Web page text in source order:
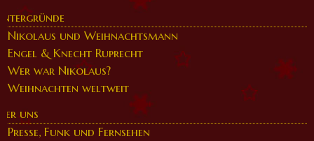
Nikolaus und Weihnachtsmann
Engel & Knecht Ruprecht
Wer war Nikolaus?
Weihnachten weltweit
uns
Presse, Funk und Fernsehen